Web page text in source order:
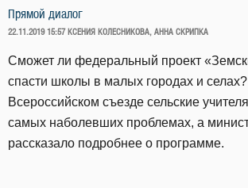
Прямой диалог
ОПУБЛИКОВАНО
22.11.2019 15:57 КСЕНИЯ КОЛЕСНИКОВА, АННА СКРИПКА
Сможет ли федеральный проект
спасти школы в малых городах и
Всероссийском съезде сельские
самых наболевших проблемах, а
рассказало подробнее о программе.